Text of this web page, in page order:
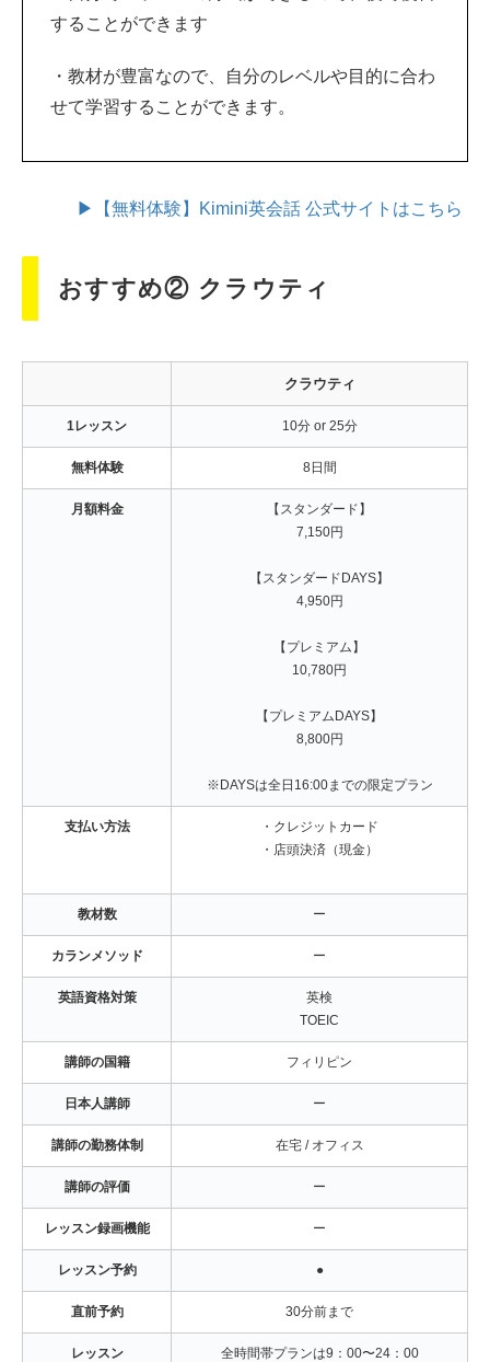
することができます
・教材が豊富なので、自分のレベルや目的に合わ
せて学習することができます。
▶【無料体験】Kimini英会話 公式サイトはこちら
おすすめ② クラウティ
クラウティ
1レッスン 10分 or 25分
無料体験 8日間
月額料金
【スタンダード】
7,150円
【スタンダードDAYS】
4,950円
【プレミアム】
10,780円
【プレミアムDAYS】
8,800円
※DAYSは全日16:00までの限定プラン
支払い方法
・クレジットカード
・店頭決済（現金）
教材数 ー
カランメソッド ー
英語資格対策
英検
TOEIC
講師の国籍 フィリピン
日本人講師 ー
講師の勤務体制 在宅 / オフィス
講師の評価 ー
レッスン録画機能 ー
レッスン予約 ●
直前予約 30分前まで
レッスン
全時間帯プランは9：00〜24：00